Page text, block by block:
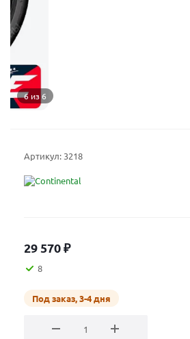
6 из 6
Артикул: 3218
29 570₽
8
Под заказ, 3-4 дня